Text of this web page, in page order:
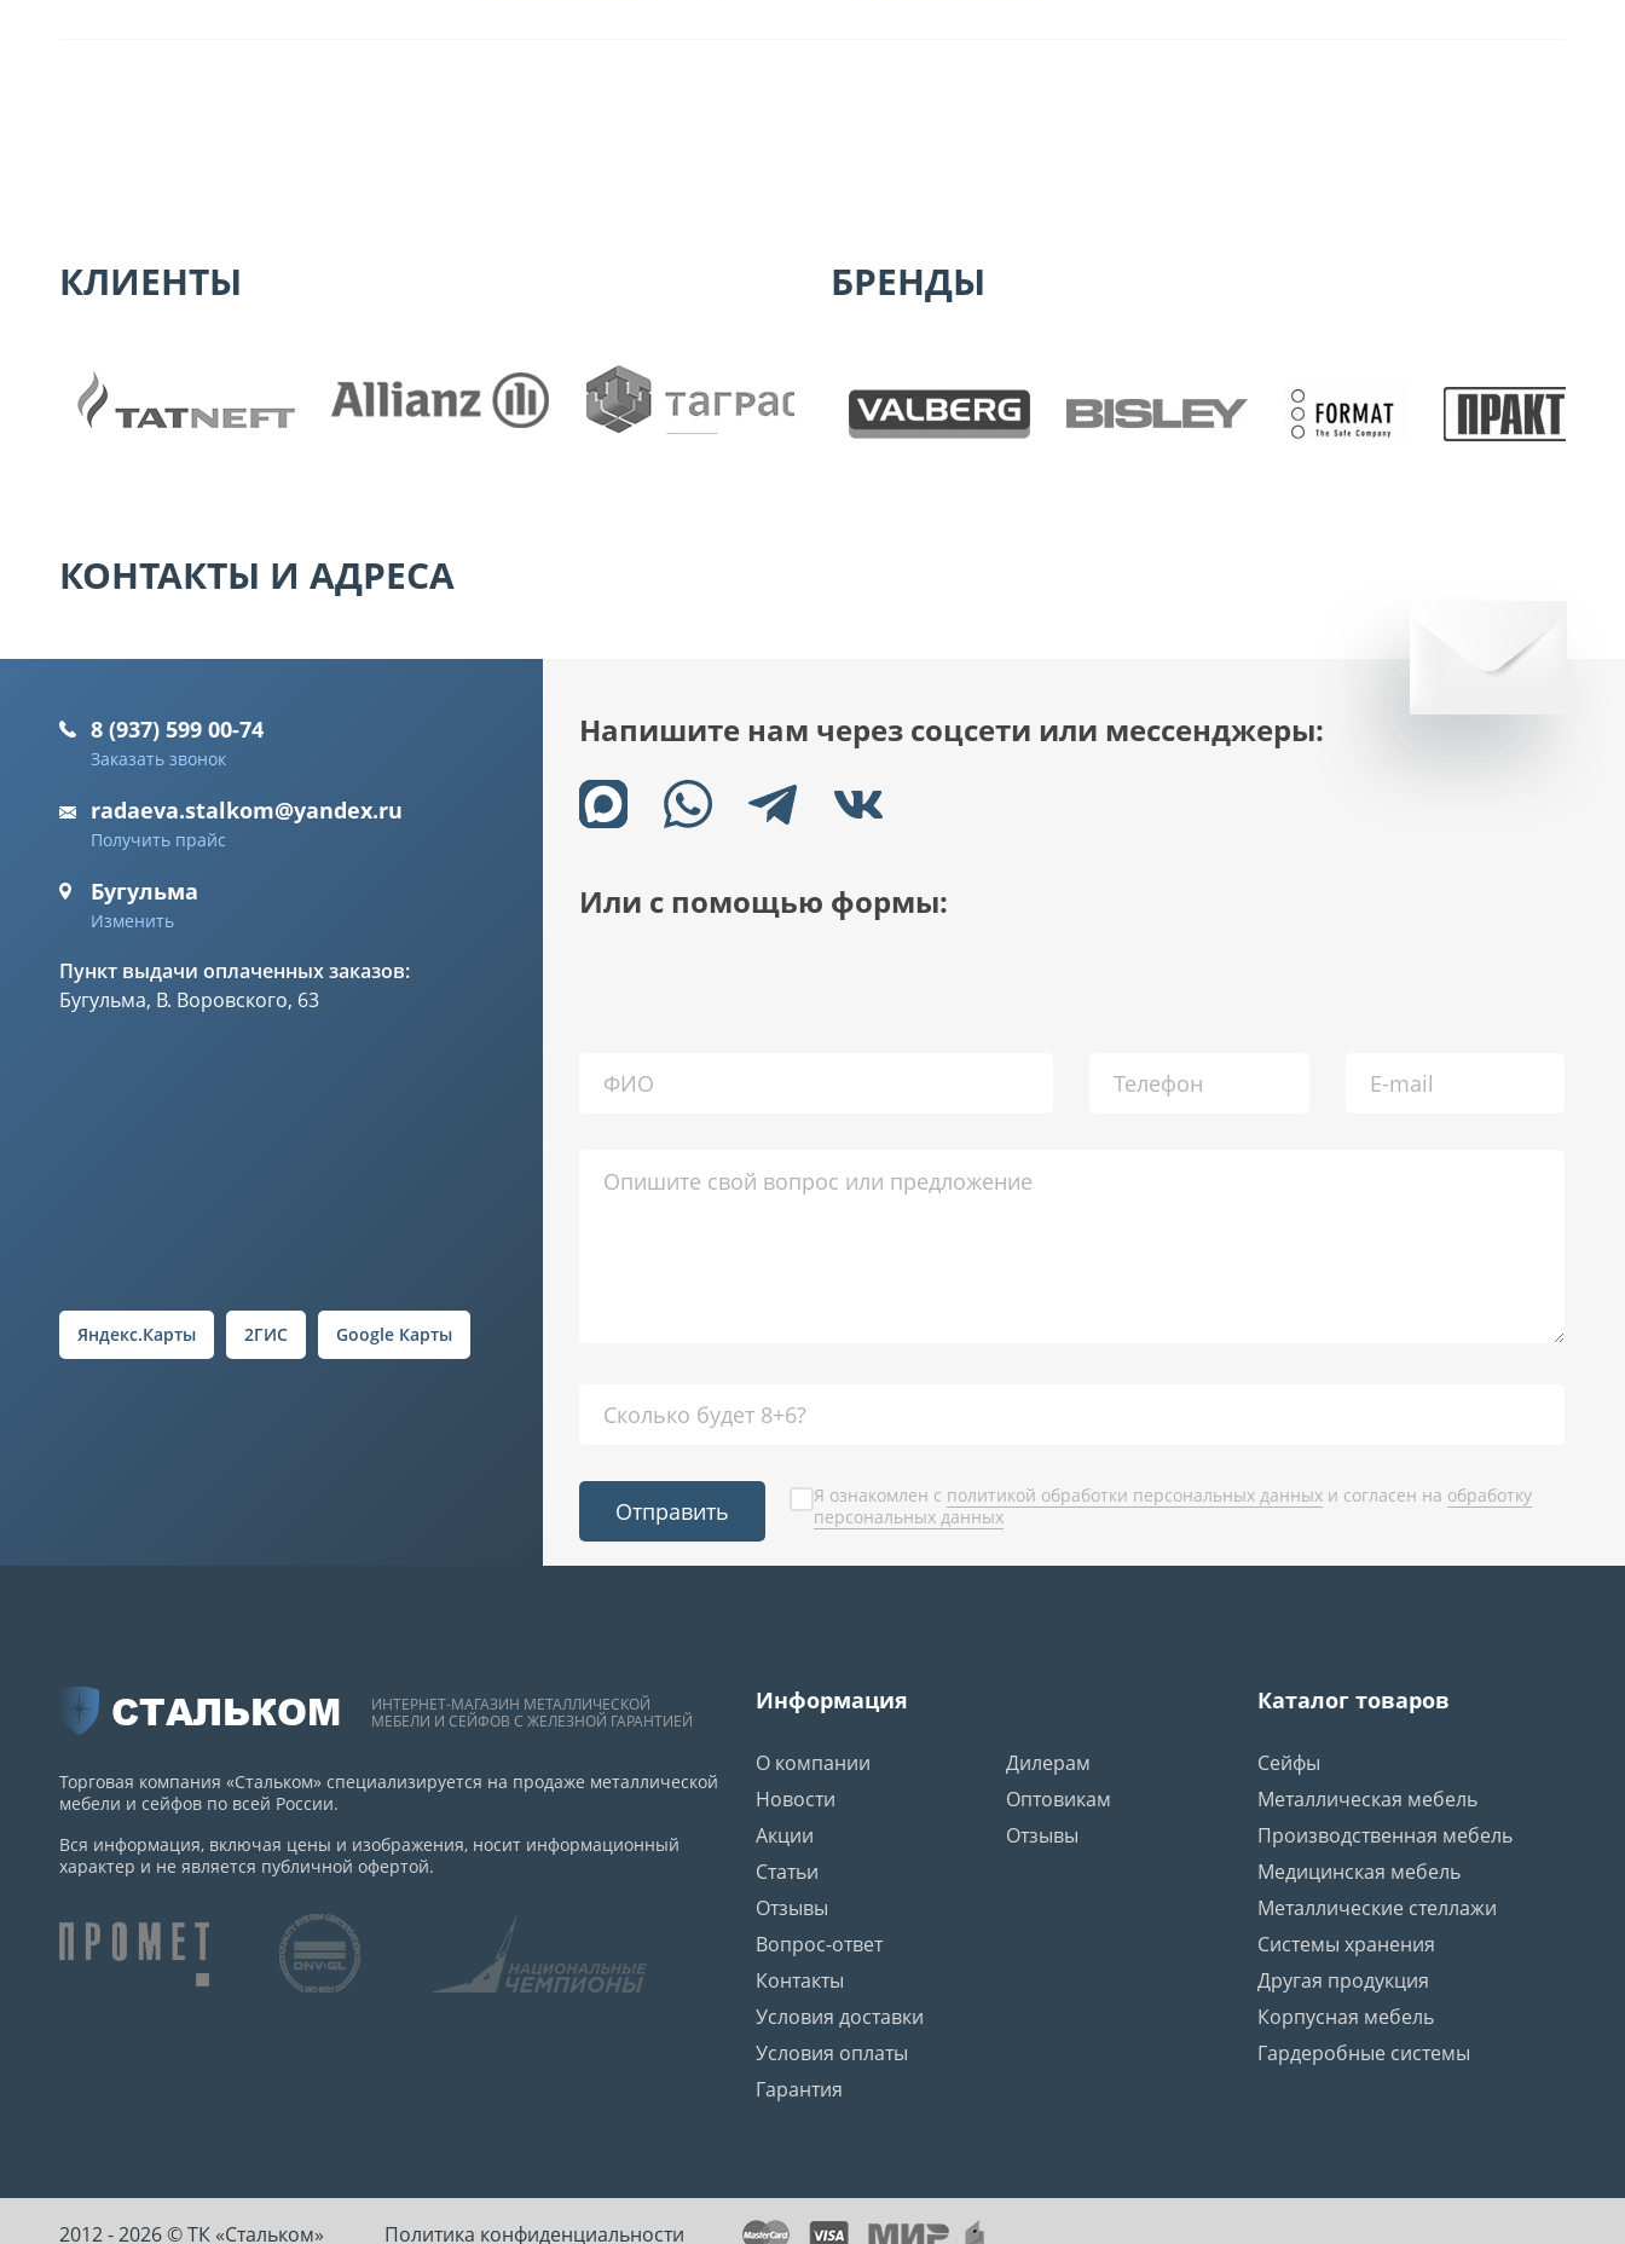
КЛИЕНТЫ БРЕНДЫ
КОНТАКТЫ И АДРЕСА
8 (937) 599 00-74
Заказать звонок
radaeva.stalkom@yandex.ru
Получить прайс
Бугульма
Изменить
Пункт выдачи оплаченных заказов:
Бугульма, В. Воровского, 63
Яндекс.Карты 2ГИС Google Карты
Напишите нам через соцсети или мессенджеры:
Или с помощью формы:
Отправить
Я ознакомлен с политикой обработки персональных данныхи согласен на обработку
персональных данных
СТАЛЬКОМ
ИНТЕРНЕТ-МАГАЗИН МЕТАЛЛИЧЕСКОЙ
МЕБЕЛИ И СЕЙФОВ С ЖЕЛЕЗНОЙ ГАРАНТИЕЙ
Торговая компания «Стальком» специализируется на продаже металлической
мебели и сейфов по всей России.
Вся информация, включая цены и изображения, носит информационный
характер и не является публичной офертой.
Информация
О компании
Новости
Акции
Статьи
Отзывы
Вопрос-ответ
Контакты
Условия доставки
Условия оплаты
Гарантия
Дилерам
Оптовикам
Отзывы
Каталог товаров
Сейфы
Металлическая мебель
Производственная мебель
Медицинская мебель
Металлические стеллажи
Системы хранения
Другая продукция
Корпусная мебель
Гардеробные системы
2012 - 2026 © ТК «Стальком» Политика конфиденциальности